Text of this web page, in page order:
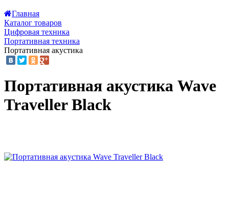
Главная
Каталог товаров
Цифровая техника
Портативная техника
Портативная акустика
Портативная акустика Wave
Traveller Black